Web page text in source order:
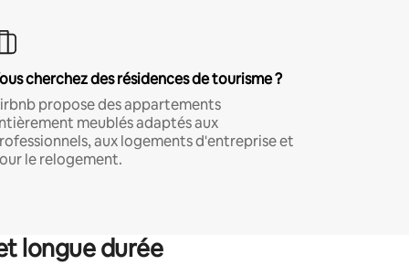
cherchez des résidences de tourisme ?
propose des appartements
meublés adaptés aux
aux logements d'entreprise et
le relogement.
longue durée